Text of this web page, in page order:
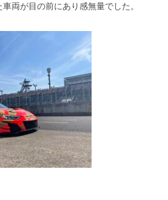
両が目の前にあり感無量でした。